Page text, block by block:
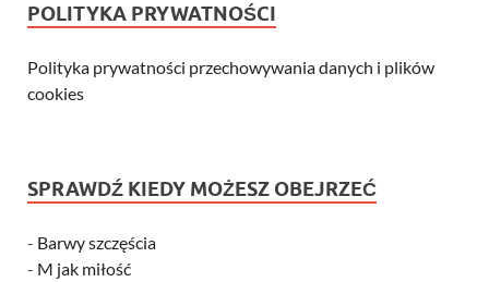
POLITYKA PRYWATNOŚCI
Polityka prywatności przechowywania danych i plików
cookies
SPRAWDŹ KIEDY MOŻESZ OBEJRZEĆ
- Barwy szczęścia
- M jak miłość